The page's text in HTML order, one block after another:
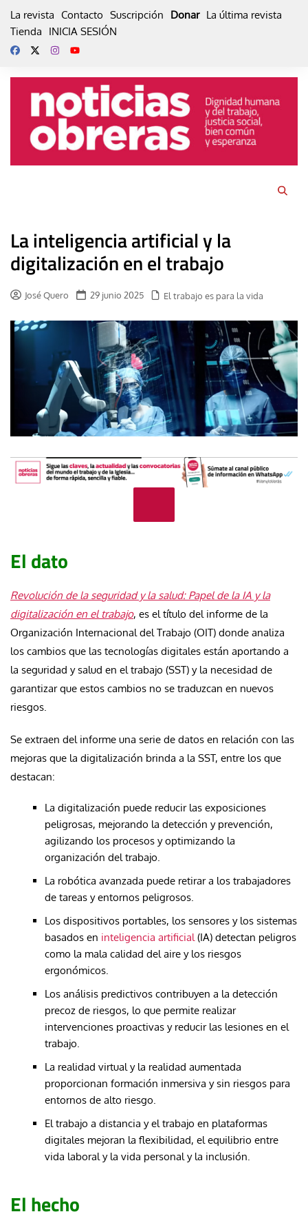
La revista Contacto Suscripción Donar La última revista
Tienda
INICIA SESIÓN
La inteligencia artificial y la
digitalización en el trabajo
José Quero 29 junio 2025 El trabajo es para la vida
El dato
Revolución de la seguridad y la salud: Papel de la IA y la
digitalización en el trabajo, es el título del informe de la
Organización Internacional del Trabajo (OIT) donde analiza
los cambios que las tecnologías digitales están aportando a
la seguridad y salud en el trabajo (SST) y la necesidad de
garantizar que estos cambios no se traduzcan en nuevos
riesgos.
Se extraen del informe una serie de datos en relación con las
mejoras que la digitalización brinda a la SST, entre los que
destacan:
La digitalización puede reducir las exposiciones
peligrosas, mejorando la detección y prevención,
agilizando los procesos y optimizando la
organización del trabajo.
La robótica avanzada puede retirar a los trabajadores
de tareas y entornos peligrosos.
Los dispositivos portables, los sensores y los sistemas
basados en inteligencia artificial(IA) detectan peligros
como la mala calidad del aire y los riesgos
ergonómicos.
Los análisis predictivos contribuyen a la detección
precoz de riesgos, lo que permite realizar
intervenciones proactivas y reducir las lesiones en el
trabajo.
La realidad virtual y la realidad aumentada
proporcionan formación inmersiva y sin riesgos para
entornos de alto riesgo.
El trabajo a distancia y el trabajo en plataformas
digitales mejoran la flexibilidad, el equilibrio entre
vida laboral y la vida personal y la inclusión.
El hecho